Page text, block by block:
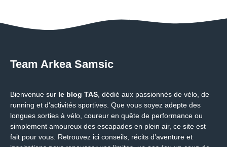
Team Arkea Samsic
Bienvenue sur le blog TAS , dédié aux passionnés de vélo, de
running et d'activités sportives. Que vous soyez adepte des
longues sorties à vélo, coureur en quête de performance ou
simplement amoureux des escapades en plein air, ce site est
fait pour vous. Retrouvez ici conseils, récits d’aventure et